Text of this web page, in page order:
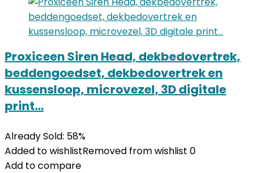
Proxiceen Siren Head, dekbedovertrek,
beddengoedset, dekbedovertrek en
kussensloop, microvezel, 3D digitale
print…
Already Sold: 58%
Added to wishlistRemoved from wishlist 0
Add to compare